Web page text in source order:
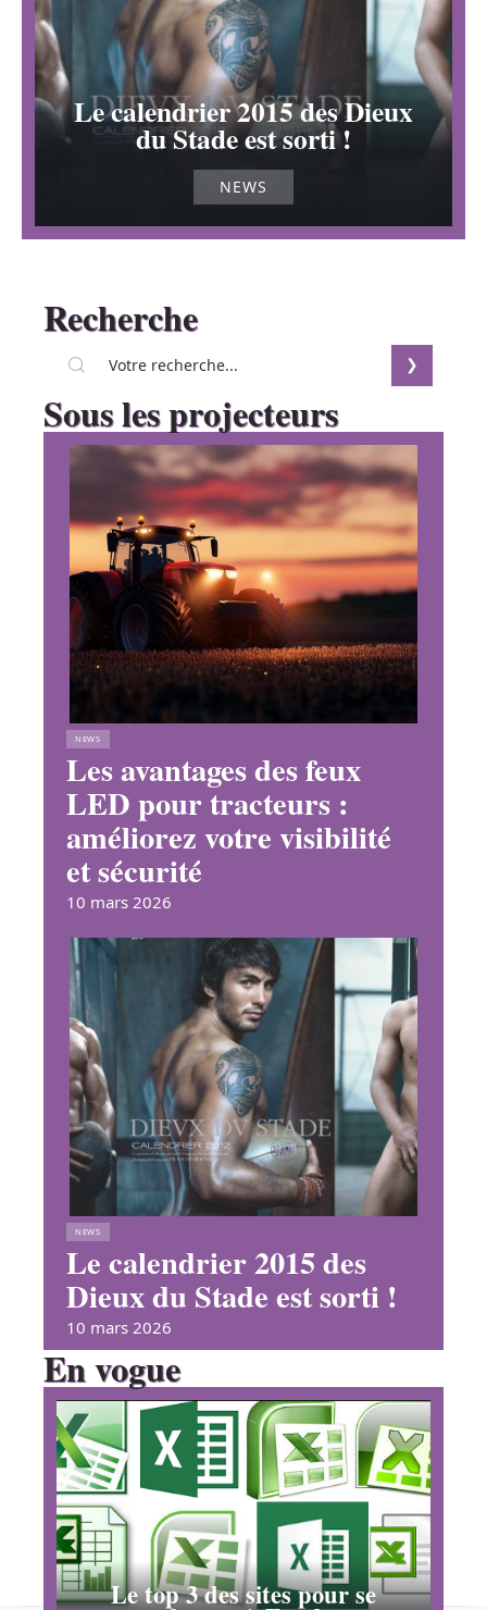
Le calendrier 2015 des Dieux
du Stade est sorti !
NEWS
Recherche
Sous les projecteurs
NEWS
Les avantages des feux
LED pour tracteurs :
améliorez votre visibilité
et sécurité
10 mars 2026
NEWS
Le calendrier 2015 des
Dieux du Stade est sorti !
10 mars 2026
En vogue
Le top 3 des sites pour se